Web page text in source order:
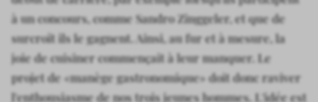
à un concours, comme Sandro Zinggeler, et que de
surcroît ils le gagnent. Ainsi, au fur et à mesure, la
joie de cuisiner commençait à leur manquer. Le
projet de «manège gastronomique» doit donc raviver
l'enthousiasme de nos trois jeunes hommes. L'idée est